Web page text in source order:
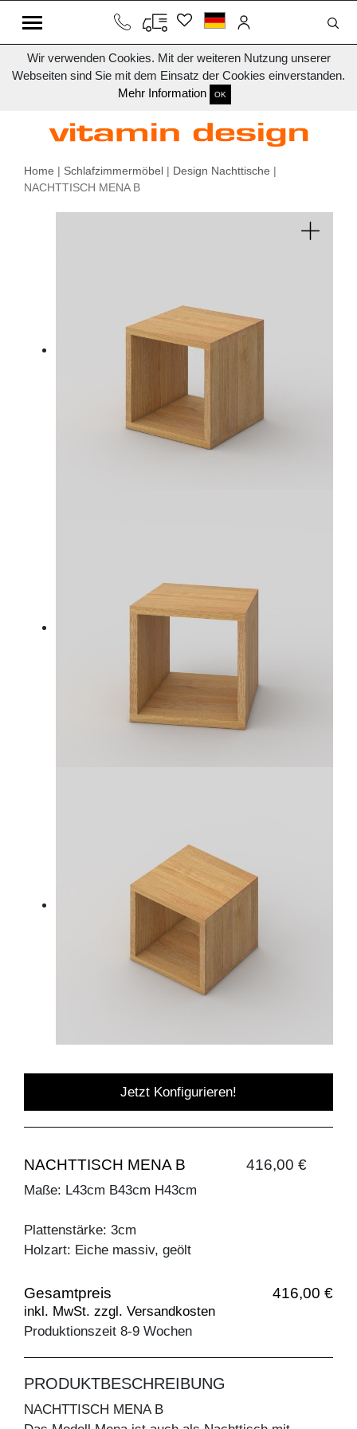
Wir verwenden Cookies. Mit der weiteren Nutzung unserer
Webseiten sind Sie mit dem Einsatz der Cookies einverstanden.
Mehr Information
OK
Home | Schlafzimmermöbel | Design Nachttische |
NACHTTISCH MENA B
Jetzt Konfigurieren!
NACHTTISCH MENA B 416,00 €
Maße: L43cm B43cm H43cm
Plattenstärke: 3cm
Holzart: Eiche massiv, geölt
Gesamtpreis 416,00 €
inkl. MwSt. zzgl. Versandkosten
Produktionszeit 8-9 Wochen
PRODUKTBESCHREIBUNG
NACHTTISCH MENA B